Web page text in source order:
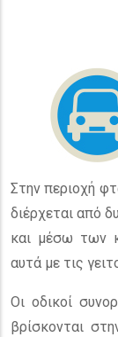
Στην περιοχή
διέρχεται από
και μέσω των
αυτά με τις
Οι οδικοί
βρίσκονται